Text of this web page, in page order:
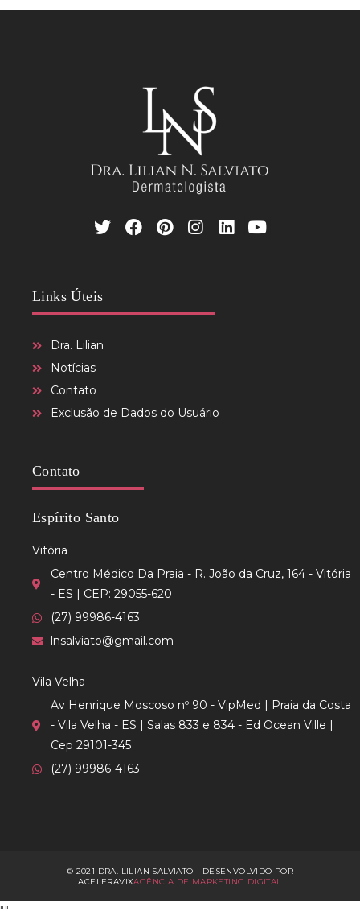
Links Úteis
Dra. Lilian
Notícias
Contato
Exclusão de Dados do Usuário
Contato
Espírito Santo
Vitória
Centro Médico Da Praia - R. João da Cruz, 164 - Vitória
- ES | CEP: 29055-620
(27) 99986-4163
lnsalviato@gmail.com
Vila Velha
Av Henrique Moscoso nº 90 - VipMed | Praia da Costa
- Vila Velha - ES | Salas 833 e 834 - Ed Ocean Ville |
Cep 29101-345
(27) 99986-4163
© 2021 DRA. LILIAN SALVIATO - DESENVOLVIDO POR
ACELERAVIXAGÊNCIA DE MARKETING DIGITAL
""